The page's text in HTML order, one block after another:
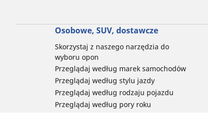
Osobowe, SUV, dostawcze
Skorzystaj z naszego narzędzia do
wyboru opon
Przeglądaj według marek samochodów
Przeglądaj według stylu jazdy
Przeglądaj według rodzaju pojazdu
Przeglądaj według pory roku